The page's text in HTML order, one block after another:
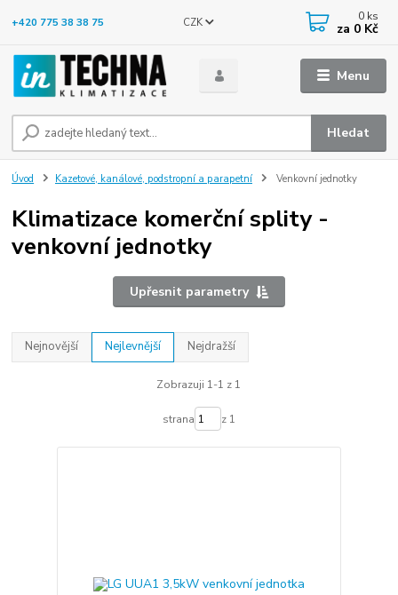
Menu
CZK
Hledat
+420 775 38 38 75 0 ks
za 0 Kč
Úvod Kazetové, kanálové, podstropní a parapetní Venkovní jednotky
Klimatizace komerční splity -
venkovní jednotky
Upřesnit parametry
Nejnovější Nejlevnější Nejdražší
Zobrazuji 1-1 z 1
strana z 1